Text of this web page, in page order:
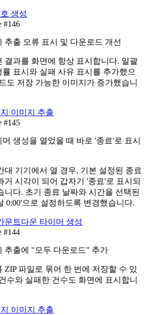
생성
#146
추출 오류 표시 및 다운로드 개선
결과를 화면에 항상 표시합니다. 일괄
표시와 실패 사유 표시를 추가했으
도 저장 가능한 이미지가 증가했습니
이미지 추출
#145
생성을 열었을 때 바로 '종료'로 표시
대 기기에서 열 경우, 기본 설정된 종료
거 시각이 되어 갑자기 '종료'로 표시되
니다. 초기 종료 날짜와 시간을 선택된
0:00'으로 설정하도록 변경했습니다.
운트다운 타이머 생성
#144
추출에 "모두 다운로드" 추가
ZIP 파일로 묶어 한 번에 저장할 수 있
수와 실패한 건수도 화면에 표시합니
이미지 추출